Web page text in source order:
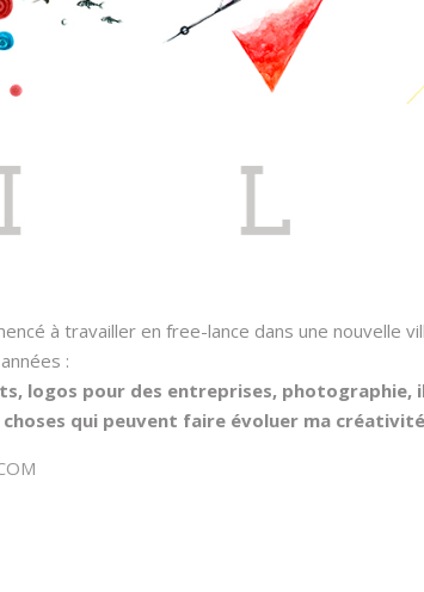
à travailler en free-lance dans une nouvelle
:
logos pour des entreprises,
qui peuvent faire évoluer ma